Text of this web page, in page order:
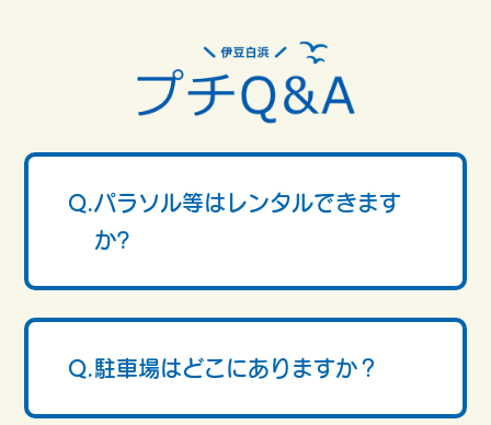
Q.パラソル等はレンタルできます
か?
Q.駐車場はどこにありますか？